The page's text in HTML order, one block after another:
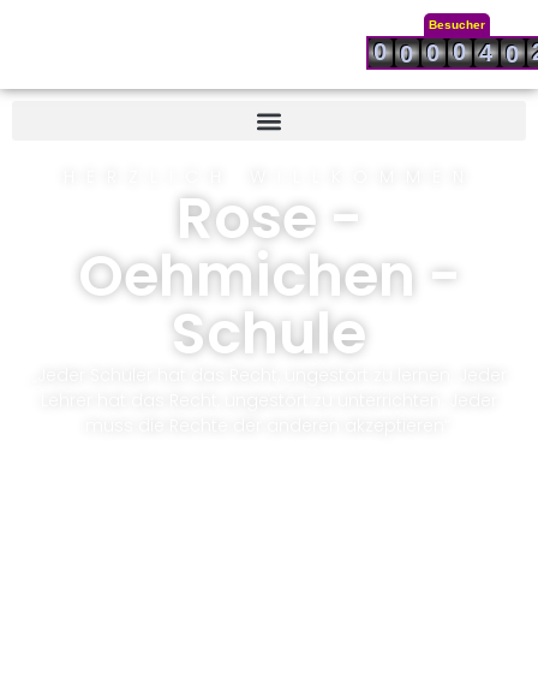
Besucher
0 0 0 0 4 0
Rose -
Oehmichen -
Schule